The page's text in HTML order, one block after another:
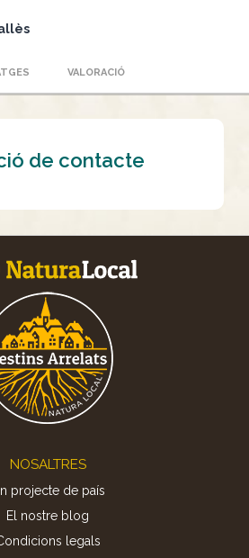
VALORACIÓ
de contacte
NOSALTRES
projecte de país
El nostre blog
legals